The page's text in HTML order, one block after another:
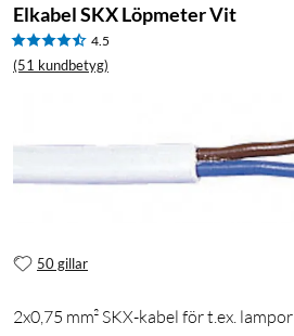
Elkabel SKX Löpmeter Vit
4.5
(51 kundbetyg)
50 gillar
2x0,75 mm² SKX-kabel för t.ex. lampor